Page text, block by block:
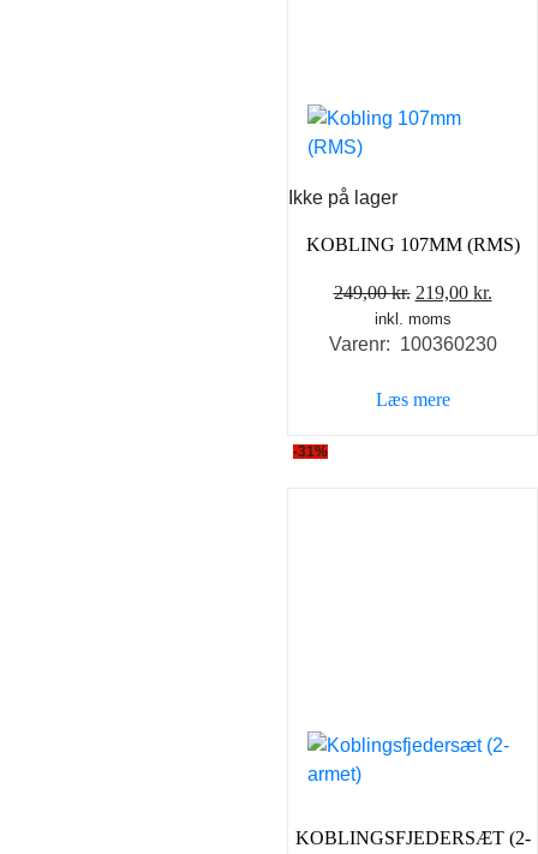
Ikke på lager
KOBLING 107MM (RMS)
249,00kr. Den
oprindelige
pris
249,00 kr..
219,00 kr.
pris
inkl. moms
Varenr: 100360230
Læs mere
-31%
KOBLINGSFJEDERSÆT (2-